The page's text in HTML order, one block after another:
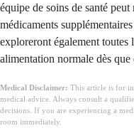
équipe de soins de santé
médicaments
exploreront également toutes
alimentation normale dès
Medical Disclaimer: This article is for
medical advice. Always consult a
decisions. If you are experiencing a
room immediately.